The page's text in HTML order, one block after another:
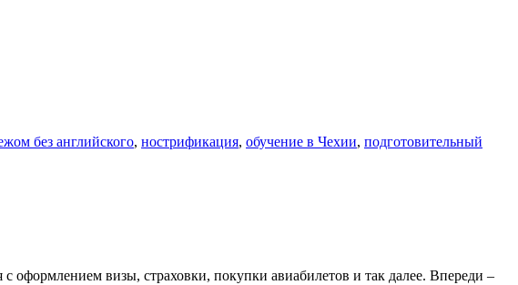
без английского, нострификация, обучение в Чехии, подготовительный
оформлением визы, страховки, покупки авиабилетов и так далее. Впереди –